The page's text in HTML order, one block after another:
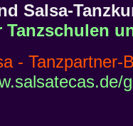
Salsa-
- Tanzpartner-